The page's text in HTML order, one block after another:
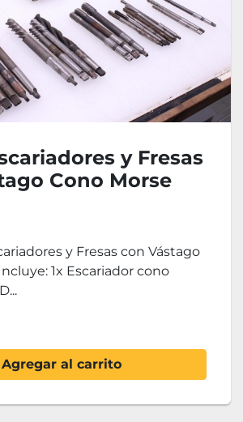
y Fresas
Cono Morse
y Fresas con Vástago
1x Escariador cono
Agregar al carrito